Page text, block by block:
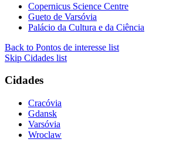
Copernicus Science Centre
Gueto de Varsóvia
Palácio da Cultura e da Ciência
Back to Pontos de interesse list
Skip Cidades list
Cidades
Cracóvia
Gdansk
Varsóvia
Wroclaw